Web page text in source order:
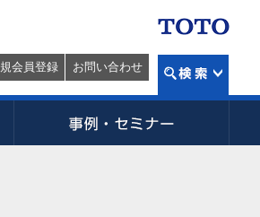
会員登録 お問い合わせ